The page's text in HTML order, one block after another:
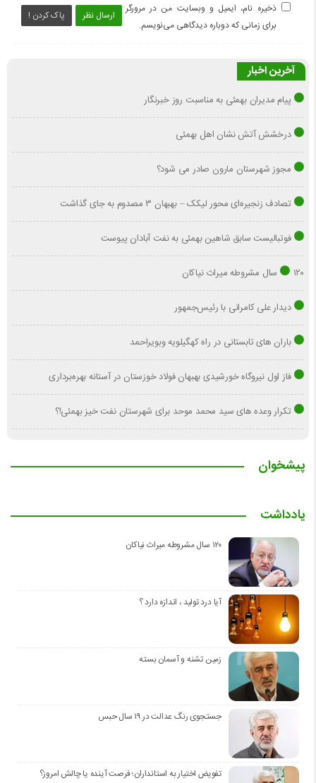
ارسال نظر پاک کردن !
ذخیره نام، ایمیل و وبسایت من در مرورگر
برای زمانی که دوباره دیدگاهی می‌نویسم.
آخرین اخبار
پیام مدیران بهمئی به مناسبت روز خبرنگار
درخشش آتش نشان اهل بهمئی
مجوز شهرستان مارون صادر می شود؟
تصادف زنجیره‌ای محور لیکک – بهبهان ۳ مصدوم به جای گذاشت
فوتبالیست سابق شاهین بهمئی به نفت آبادان پیوست
۱۲۰ سال مشروطه میراث نیاکان
دیدار علی کامرانی با رئیس‌جمهور
باران های تابستانی در راه کهگیلویه وبویراحمد
فاز اول نیروگاه خورشیدی بهبهان فولاد خوزستان در آستانه بهره‌برداری
تکرار وعده های سید محمد موحد برای شهرستان نفت خیز بهمئی!؟
پیشخوان
یادداشت
۱۲۰ سال مشروطه میراث نیاکان
آیا درد تولید ، اندازه دارد ؟
زمین تشنه و آسمان بسته
جستجوی رنگ عدالت در ۱۹ سال حبس
تفویض اختیار به استانداران؛ فرصت آینده یا چالش امروز؟